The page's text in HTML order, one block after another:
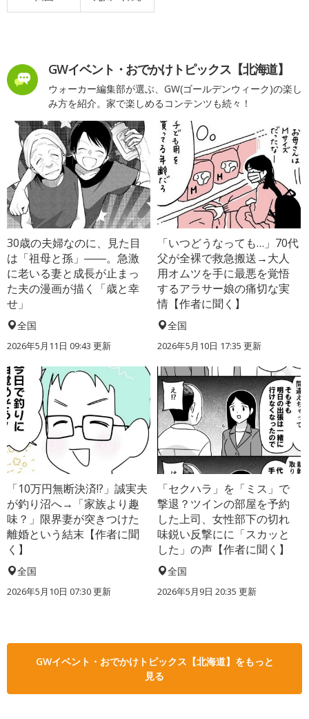
GWイベント・おでかけトピックス【北海道】
ウォーカー編集部が選ぶ、GW(ゴールデンウィーク)の楽し
み方を紹介。家で楽しめるコンテンツも続々！
30歳の夫婦なのに、見た目
は「祖母と孫」――。急激
に老いる妻と成長が止まっ
た夫の漫画が描く「歳と幸
せ」
全国
2026年5月11日 09:43 更新
「いつどうなっても…」70代
父が全裸で救急搬送→大人
用オムツを手に最悪を覚悟
するアラサー娘の痛切な実
情【作者に聞く】
全国
2026年5月10日 17:35 更新
「10万円無断決済!?」誠実夫
が釣り沼へ→「家族より趣
味？」限界妻が突きつけた
離婚という結末【作者に聞
く】
全国
2026年5月10日 07:30 更新
「セクハラ」を「ミス」で
撃退？ツインの部屋を予約
した上司、女性部下の切れ
味鋭い反撃にに「スカッと
した」の声【作者に聞く】
全国
2026年5月9日 20:35 更新
GWイベント・おでかけトピックス【北海道】をもっと
見る